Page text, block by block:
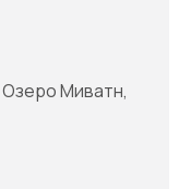
Миватн,